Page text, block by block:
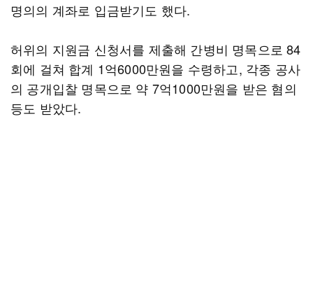
명의의 계좌로 입금받기도 했다.
허위의 지원금 신청서를 제출해 간병비 명목으로 84
회에 걸쳐 합계 1억6000만원을 수령하고, 각종 공사
의 공개입찰 명목으로 약 7억1000만원을 받은 혐의
등도 받았다.